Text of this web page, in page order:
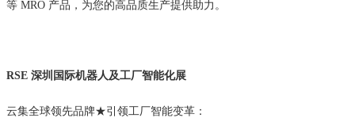
等 MRO 产品，为您的高品质生产提供助力。
RSE 深圳国际机器人及工厂智能化展
云集全球领先品牌★引领工厂智能变革：